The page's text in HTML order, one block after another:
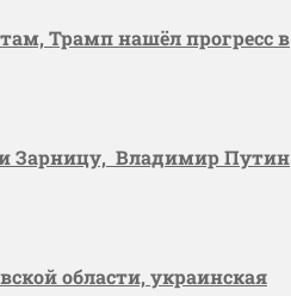
Трамп нашёл прогресс в
Зарницу, Владимир Путин
области, украинская